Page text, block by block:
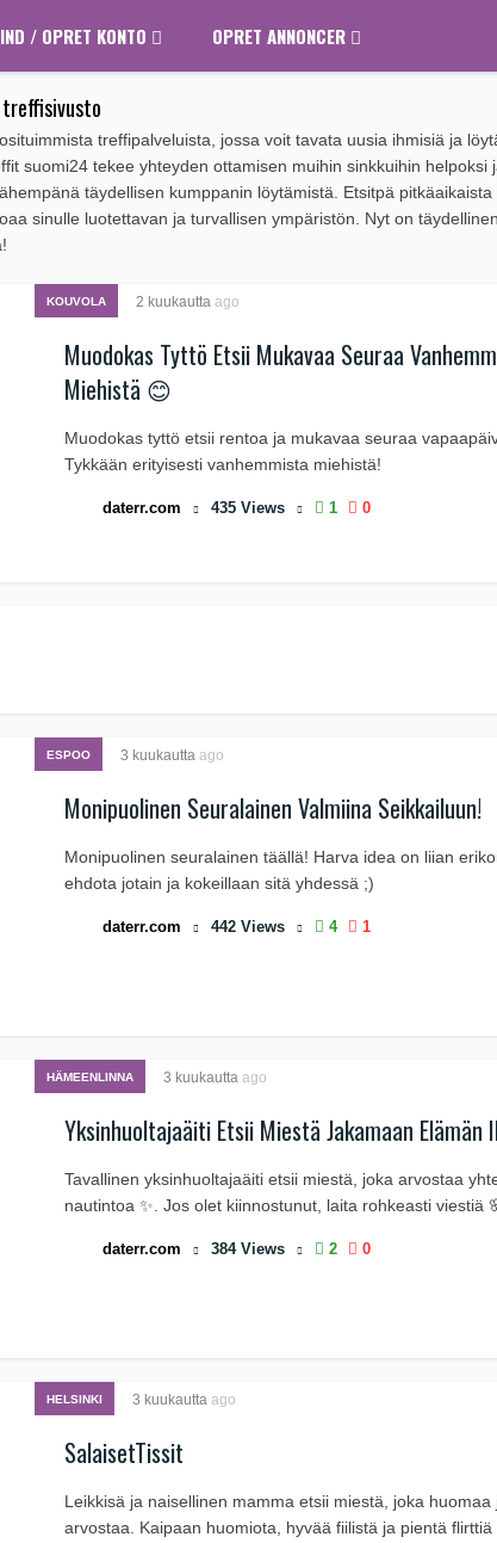
/ OPRET KONTO OPRET ANNONCER
treffipalveluista, jossa voit tavata uusia ihmisiä ja
suomi24 tekee yhteyden ottamisen muihin sinkkuihin helpoksi
täydellisen kumppanin löytämistä. Etsitpä
sinulle luotettavan ja turvallisen ympäristön. Nyt on
KOUVOLA 2 kuukautta ago
Muodokas Tyttö Etsii Mukavaa Seuraa
Miehistä 😊
Muodokas tyttö etsii rentoa ja mukavaa seuraa
Tykkään erityisesti vanhemmista miehistä!
daterr.com 435 Views 1 0
ESPOO 3 kuukautta ago
Monipuolinen Seuralainen Valmiina Seikkailuun!
Monipuolinen seuralainen täällä! Harva idea on liian
ehdota jotain ja kokeillaan sitä yhdessä ;)
daterr.com 442 Views 4 1
HÄMEENLINNA 3 kuukautta ago
Yksinhuoltajaäiti Etsii Miestä Jakamaan
Tavallinen yksinhuoltajaäiti etsii miestä, joka arvostaa
nautintoa ✨. Jos olet kiinnostunut, laita rohkeasti viestiä
daterr.com 384 Views 2 0
HELSINKI 3 kuukautta ago
SalaisetTissit
Leikkisä ja naisellinen mamma etsii miestä, joka huomaa
arvostaa. Kaipaan huomiota, hyvää fiilistä ja pientä flirttiä